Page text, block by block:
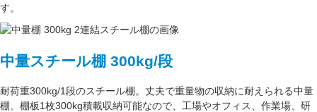
す。
中量スチール棚 300kg/段
耐荷重300kg/1段のスチール棚。丈夫で重量物の収納に耐えられる中量
棚。 棚板1枚300kg積載収納可能なので、工場やオフィス、作業場、研